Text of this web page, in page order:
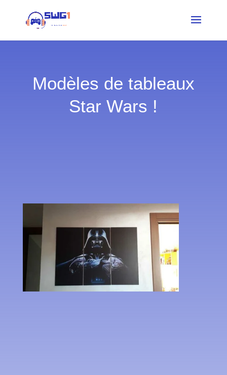
Modèles de tableaux
Star Wars !